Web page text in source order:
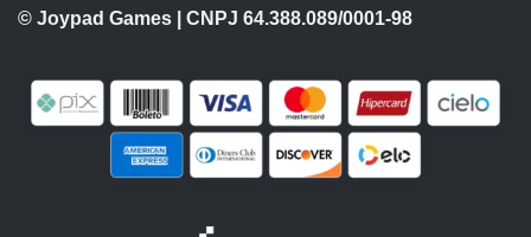
© Joypad Games | CNPJ 64.388.089/0001-98